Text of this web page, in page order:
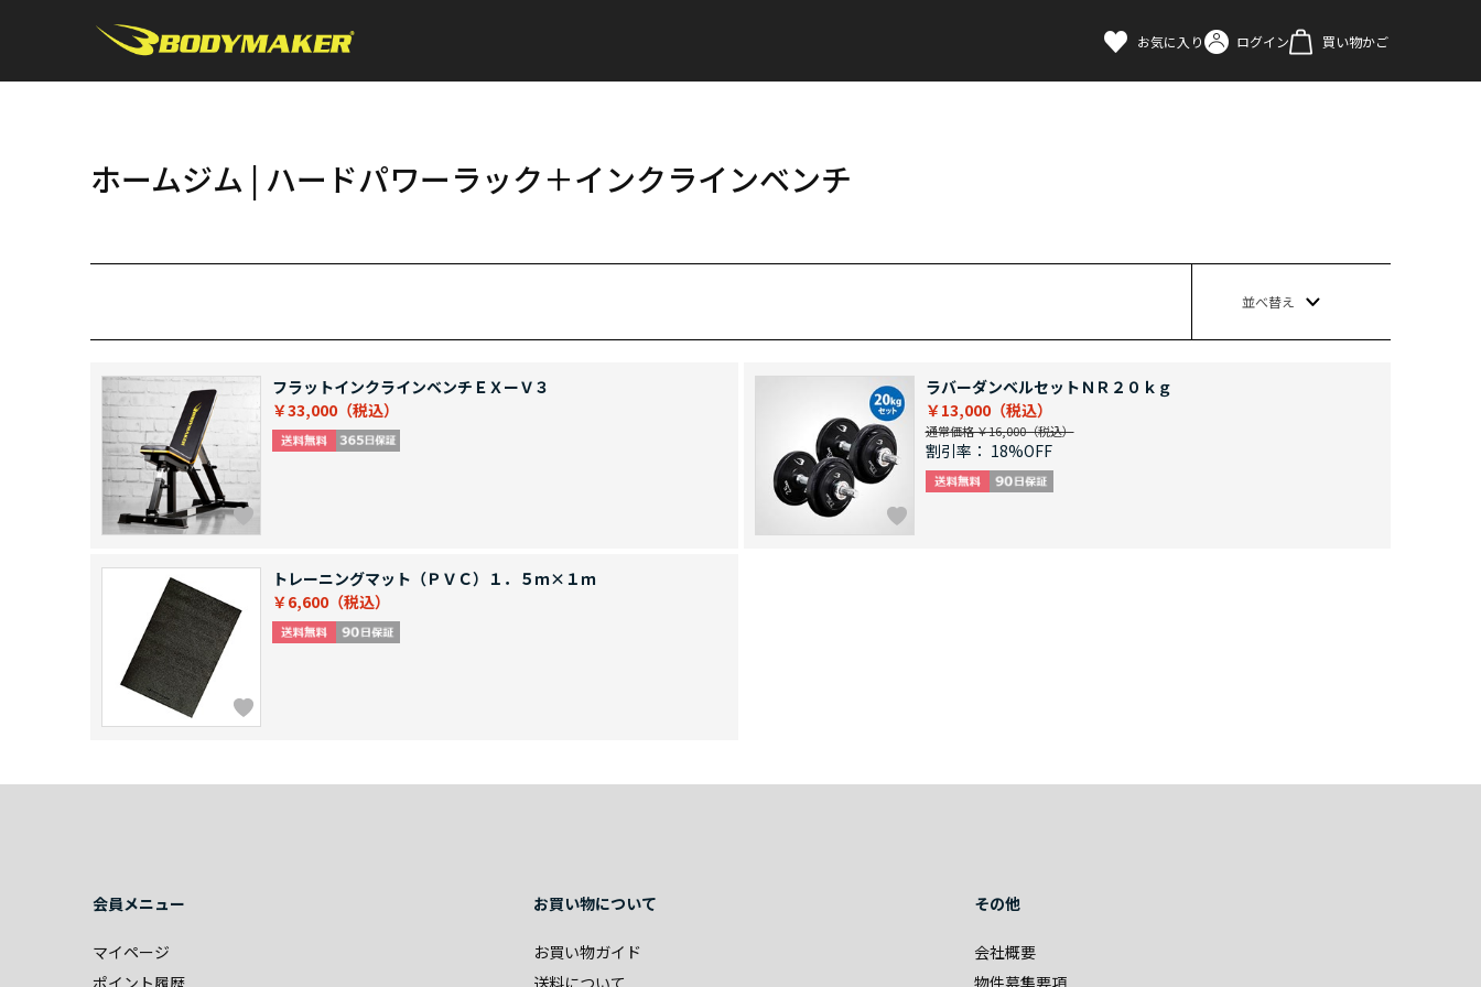
お気に入り ログイン 買い物かご
ホームジム | ハードパワーラック＋インクラインベンチ
並べ替え
フラットインクラインベンチＥＸーＶ３
￥33,000
ラバーダンベルセットＮＲ２０ｋｇ
￥13,000
通常価格 ￥16,000
割引率： 18%OFF
トレーニングマット（ＰＶＣ）１．５ｍ×１ｍ
￥6,600
会員メニュー
マイページ
ポイント履歴
お買い物について
お買い物ガイド
送料について
その他
会社概要
物件募集要項